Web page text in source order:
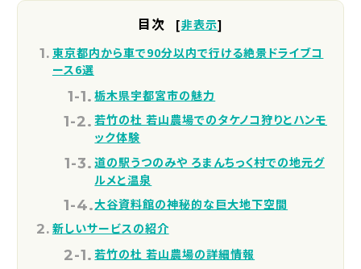
目次 [非表示]
東京都内から車で90分以内で行ける絶景ドライブコ
ース6選
栃木県宇都宮市の魅力
若竹の杜 若山農場でのタケノコ狩りとハンモ
ック体験
道の駅うつのみや ろまんちっく村での地元グ
ルメと温泉
大谷資料館の神秘的な巨大地下空間
新しいサービスの紹介
若竹の杜 若山農場の詳細情報